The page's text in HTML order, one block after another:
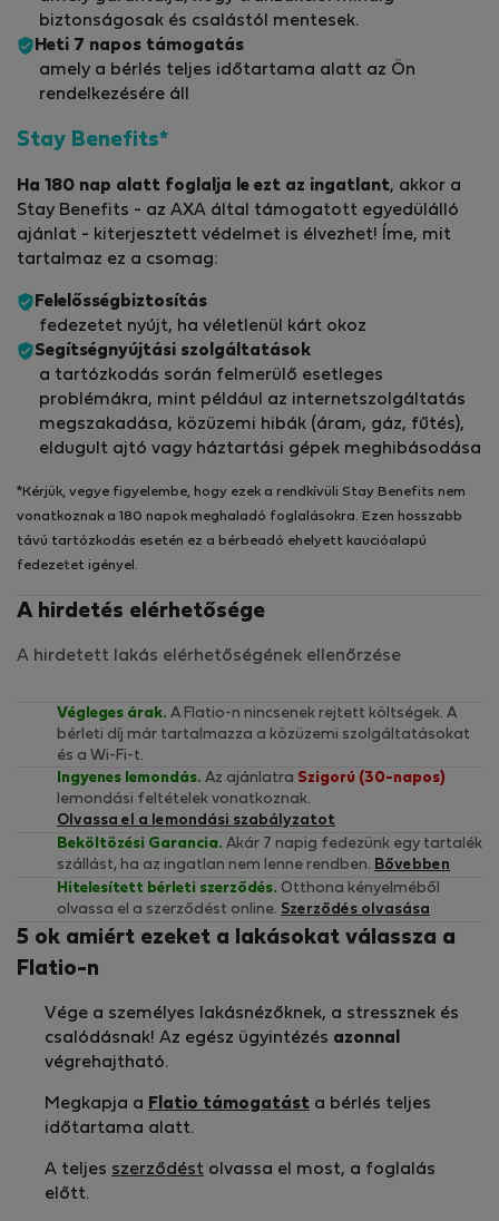
biztonságosak és csalástól mentesek.
Heti 7 napos támogatás
amely a bérlés teljes időtartama alatt az Ön
rendelkezésére áll
Stay Benefits*
Ha 180 nap alatt foglalja le ezt az ingatlant, akkor a
Stay Benefits - az AXA által támogatott egyedülálló
ajánlat - kiterjesztett védelmet is élvezhet! Íme, mit
tartalmaz ez a csomag:
Felelősségbiztosítás
fedezetet nyújt, ha véletlenül kárt okoz
Segítségnyújtási szolgáltatások
a tartózkodás során felmerülő esetleges
problémákra, mint például az internetszolgáltatás
megszakadása, közüzemi hibák (áram, gáz, fűtés),
eldugult ajtó vagy háztartási gépek meghibásodása
*Kérjük, vegye figyelembe, hogy ezek a rendkívüli Stay Benefits nem
vonatkoznak a 180 napok meghaladó foglalásokra. Ezen hosszabb
távú tartózkodás esetén ez a bérbeadó ehelyett kaucióalapú
fedezetet igényel.
A hirdetés elérhetősége
A hirdetett lakás elérhetőségének ellenőrzése
Végleges árak. A Flatio-n nincsenek rejtett költségek. A
bérleti díj már tartalmazza a közüzemi szolgáltatásokat
és a Wi-Fi-t.
Ingyenes lemondás. Az ajánlatra Szigorú (30-napos)
lemondási feltételek vonatkoznak.
Olvassa el a lemondási szabályzatot
Beköltözési Garancia. Akár 7 napig fedezünk egy tartalék
szállást, ha az ingatlan nem lenne rendben. Bővebben
Hitelesített bérleti szerződés. Otthona kényelméből
olvassa el a szerződést online. Szerződés olvasása
5 ok amiért ezeket a lakásokat válassza a
Flatio-n
Vége a személyes lakásnézőknek, a stressznek és
csalódásnak! Az egész ügyintézés azonnal
végrehajtható.
Megkapja a Flatio támogatást a bérlés teljes
időtartama alatt.
A teljes szerződést olvassa el most, a foglalás
előtt.